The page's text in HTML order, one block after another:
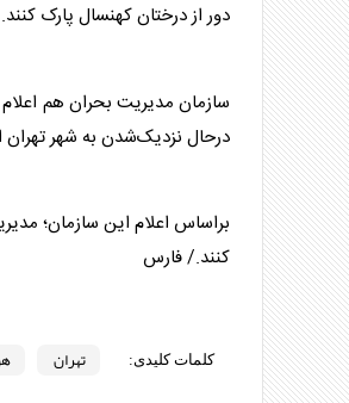
دور از درختان کهنسال پارک کنند.
درحال نزدیک‌شدن به شهرتهران
براساس اعلام این سازمان؛
کنند./ فارس
کلمات کلیدی: تهران